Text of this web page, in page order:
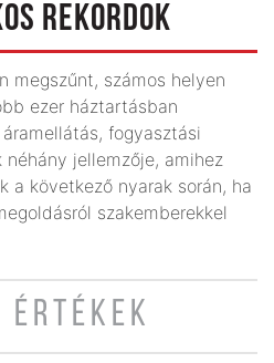
REKORDOK
megszűnt, számos helyen
ezer háztartásban
fogyasztási
jellemzője, amihez
a következő nyarak során, ha
szakemberekkel